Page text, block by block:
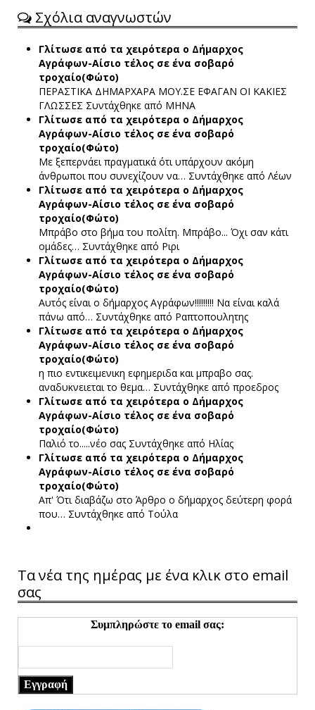
Σχόλια αναγνωστών
Γλίτωσε από τα χειρότερα ο Δήμαρχος
Αγράφων-Αίσιο τέλος σε ένα σοβαρό
τροχαίο(Φώτο)
ΠΕΡΑΣΤΙΚΑ ΔΗΜΑΡΧΑΡΑ ΜΟΥ.ΣΕ ΕΦΑΓΑΝ ΟΙ ΚΑΚΙΕΣ
ΓΛΩΣΣΕΣ Συντάχθηκε από ΜΗΝΑ
Γλίτωσε από τα χειρότερα ο Δήμαρχος
Αγράφων-Αίσιο τέλος σε ένα σοβαρό
τροχαίο(Φώτο)
Με ξεπερνάει πραγματικά ότι υπάρχουν ακόμη
άνθρωποι που συνεχίζουν να… Συντάχθηκε από Λέων
Γλίτωσε από τα χειρότερα ο Δήμαρχος
Αγράφων-Αίσιο τέλος σε ένα σοβαρό
τροχαίο(Φώτο)
Μπράβο στο βήμα του πολίτη. Μπράβο... Όχι σαν κάτι
ομάδες… Συντάχθηκε από Ριρι
Γλίτωσε από τα χειρότερα ο Δήμαρχος
Αγράφων-Αίσιο τέλος σε ένα σοβαρό
τροχαίο(Φώτο)
Αυτός είναι ο δήμαρχος Αγράφων!!!!!!!!! Να είναι καλά
πάνω από… Συντάχθηκε από Ραπτοπουλητης
Γλίτωσε από τα χειρότερα ο Δήμαρχος
Αγράφων-Αίσιο τέλος σε ένα σοβαρό
τροχαίο(Φώτο)
η πιο εντικειμενικη εφημεριδα και μπραβο σας.
αναδυκνειεται το θεμα… Συντάχθηκε από προεδρος
Γλίτωσε από τα χειρότερα ο Δήμαρχος
Αγράφων-Αίσιο τέλος σε ένα σοβαρό
τροχαίο(Φώτο)
Παλιό το.....νέο σας Συντάχθηκε από Ηλίας
Γλίτωσε από τα χειρότερα ο Δήμαρχος
Αγράφων-Αίσιο τέλος σε ένα σοβαρό
τροχαίο(Φώτο)
Απ' Ότι διαβάζω στο Άρθρο ο δήμαρχος δεύτερη φορά
που… Συντάχθηκε από Τούλα
Τα νέα της ημέρας με ένα κλικ στο email
σας
Συμπληρώστε το email σας:
Εγγραφή